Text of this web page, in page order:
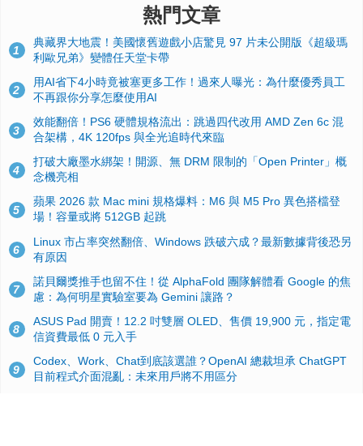
熱門文章
1
典藏界大地震！美國懷舊遊戲小店驚見 97 片未公開版《超級瑪
利歐兄弟》變體任天堂卡帶
2
用AI省下4小時竟被塞更多工作！過來人曝光：為什麼優秀員工
不再跟你分享怎麼使用AI
3
效能翻倍！PS6 硬體規格流出：跳過四代改用 AMD Zen 6c 混
合架構，4K 120fps 與全光追時代來臨
4
打破大廠墨水綁架！開源、無 DRM 限制的「Open Printer」概
念機亮相
5
蘋果 2026 款 Mac mini 規格爆料：M6 與 M5 Pro 異色搭檔登
場！容量或將 512GB 起跳
6
Linux 市占率突然翻倍、Windows 跌破六成？最新數據背後恐另
有原因
7
諾貝爾獎推手也留不住！從 AlphaFold 團隊解體看 Google 的焦
慮：為何明星實驗室要為 Gemini 讓路？
8
ASUS Pad 開賣！12.2 吋雙層 OLED、售價 19,900 元，指定電
信資費最低 0 元入手
9
Codex、Work、Chat到底該選誰？OpenAI 總裁坦承 ChatGPT
目前程式介面混亂：未來用戶將不用區分